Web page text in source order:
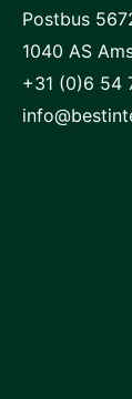
Postbus
1040 AS
+31 (0)6 54